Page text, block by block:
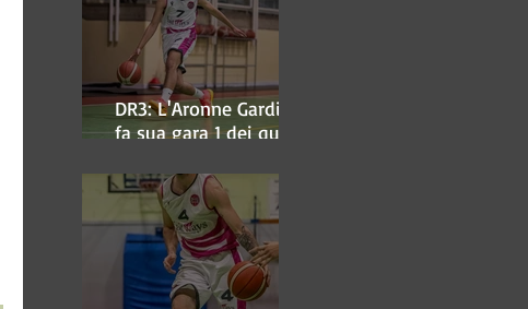
DR3: L'Aronne Gardini
fa sua gara 1 dei quarti